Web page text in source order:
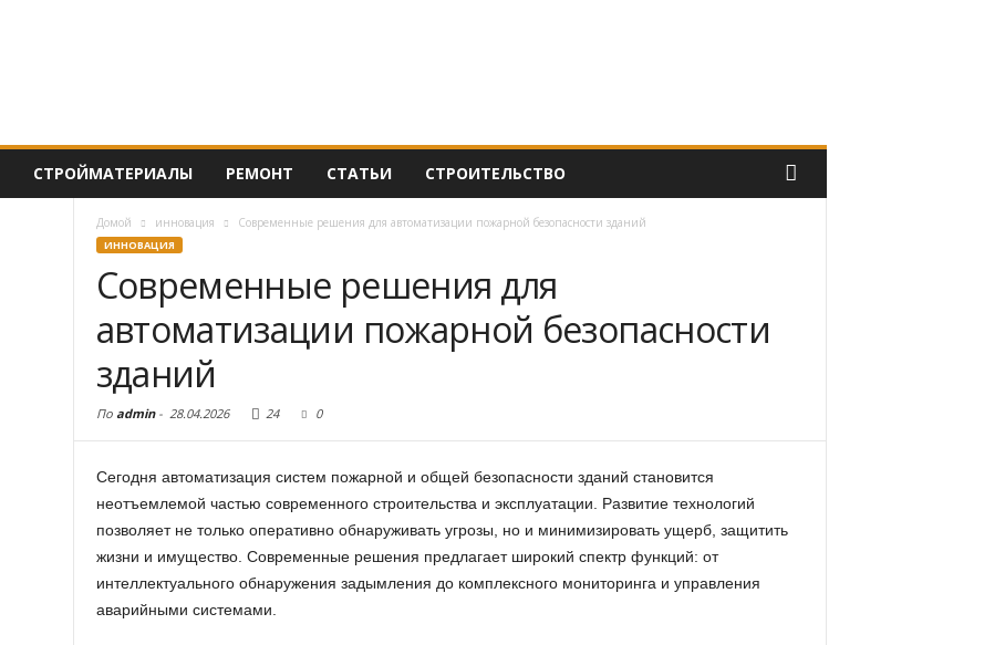
СТРОЙМАТЕРИАЛЫ РЕМОНТ СТАТЬИ СТРОИТЕЛЬСТВО
Домой инновация Современные решения для автоматизации пожарной безопасности зданий
ИННОВАЦИЯ
Современные решения для
автоматизации пожарной безопасности
зданий
По admin- 28.04.2026 24 0
Сегодня автоматизация систем пожарной и общей безопасности зданий становится
неотъемлемой частью современного строительства и эксплуатации. Развитие технологий
позволяет не только оперативно обнаруживать угрозы, но и минимизировать ущерб, защитить
жизни и имущество. Современные решения предлагает широкий спектр функций: от
интеллектуального обнаружения задымления до комплексного мониторинга и управления
аварийными системами.